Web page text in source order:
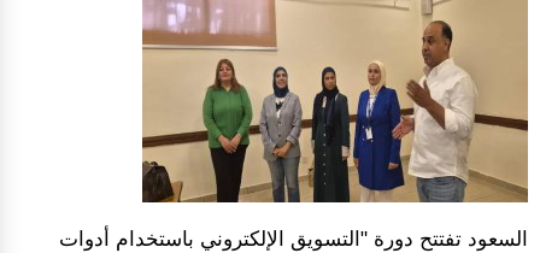
السعود تفتتح دورة "التسويق الإلكتروني باستخدام أدوات